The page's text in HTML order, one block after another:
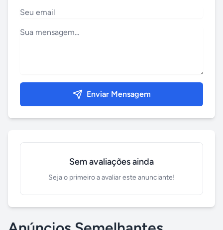
Enviar Mensagem
Sem avaliações ainda
Seja o primeiro a avaliar este anunciante!